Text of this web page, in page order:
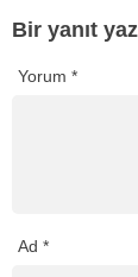
Bir yanıt
Yorum *
Ad *